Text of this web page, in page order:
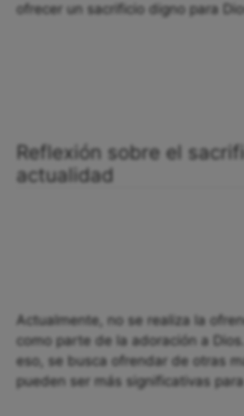
ofrecer un sacrificio digno para
Reflexión sobre el
actualidad
Actualmente, no se realiza la
como parte de la adoración a
eso, se busca ofrendar de otras
pueden ser más significativas